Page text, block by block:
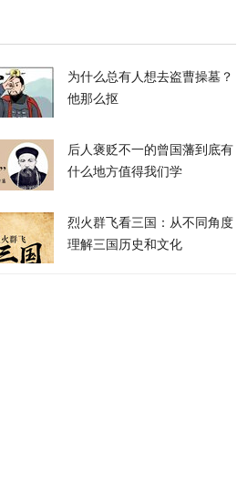
104
为什么总有人想去盗曹操墓？
他那么抠
后人褒贬不一的曾国藩到底有
什么地方值得我们学
烈火群飞看三国：从不同角度
理解三国历史和文化